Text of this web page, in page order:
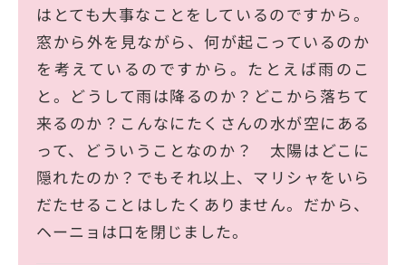
はとても大事なことをしているのですから。
窓から外を見ながら、何が起こっているのか
を考えているのですから。たとえば雨のこ
と。どうして雨は降るのか？どこから落ちて
来るのか？こんなにたくさんの水が空にある
って、どういうことなのか？ 太陽はどこに
隠れたのか？でもそれ以上、マリシャをいら
だたせることはしたくありません。だから、
ヘーニョは口を閉じました。